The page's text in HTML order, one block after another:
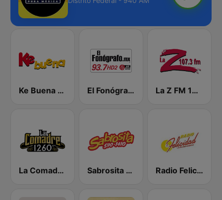
Ke Buena 92.9 FM El Fonógrafo HD2 La Z FM 107.3
La Comadre 1260 AM Sabrosita 590 AM Radio Felicidad 1180 AM